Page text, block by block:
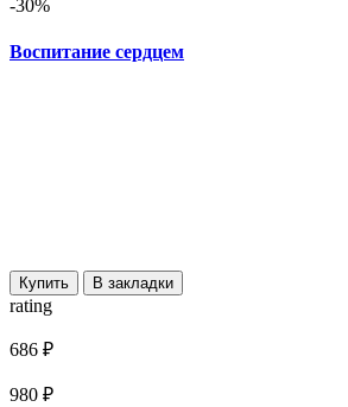
-30%
Воспитание сердцем
Купить В закладки
rating
686 ₽
980 ₽